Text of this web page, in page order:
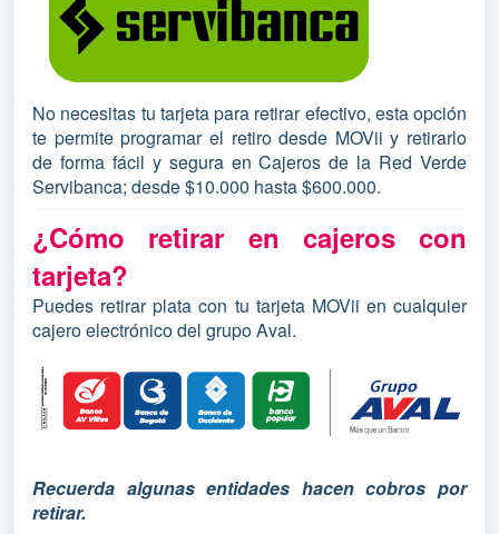
No necesitas tu tarjeta para retirar efectivo, esta opción
te permite programar el retiro desde MOVii y retirarlo
de forma fácil y segura en Cajeros de la Red Verde
Servibanca; desde $10.000 hasta $600.000.
¿Cómo retirar en cajeros con
tarjeta?
Puedes retirar plata con tu tarjeta MOVii en cualquier
cajero electrónico del grupo Aval.
Recuerda algunas entidades hacen cobros por
retirar.